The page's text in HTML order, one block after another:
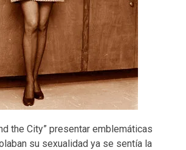
the City” presentar emblemáticas
su sexualidad ya se sentía la